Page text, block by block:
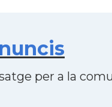
per a la